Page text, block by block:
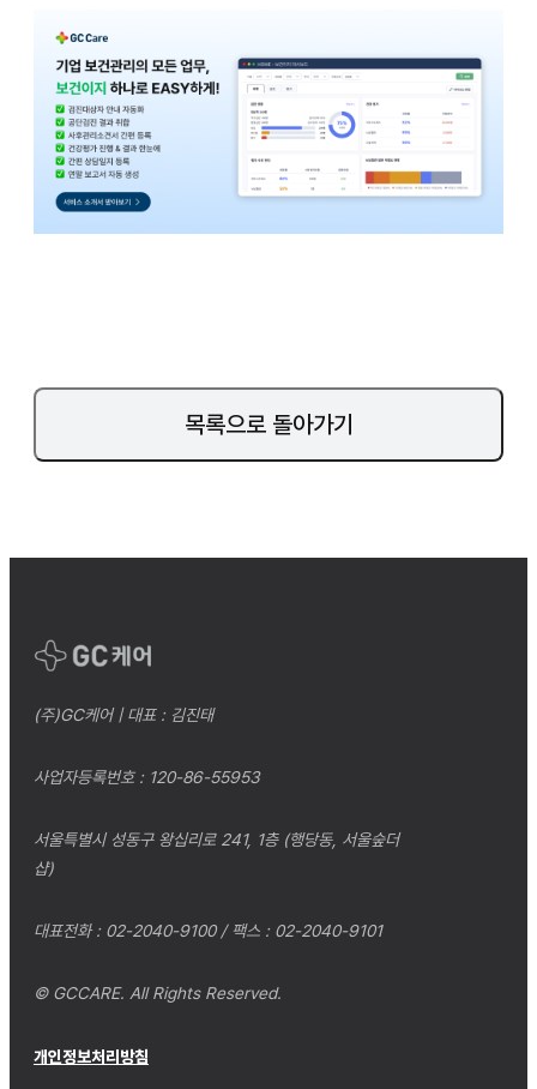
목록으로 돌아가기
(주)GC케어 | 대표 : 김진태
사업자등록번호 : 120-86-55953
서울특별시 성동구 왕십리로 241, 1층 (행당동, 서울숲더
샵)
대표전화 : 02-2040-9100 / 팩스 : 02-2040-9101
© GCCARE. All Rights Reserved.
개인정보처리방침